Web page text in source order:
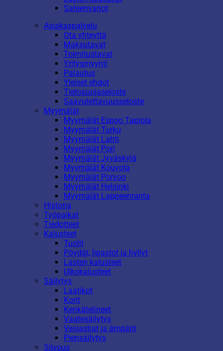
Sateenvarjot
Asiakaspalvelu
Ota yhteyttä
Maksutavat
Toimitustavat
Yritysmyynti
Palautus
Yleiset ehdot
Tietosuojaseloste
Saavutettavuusseloste
Myymälät
Myymälät Espoo Tapiola
Myymälät Turku
Myymälät Lahti
Myymälät Pori
Myymälät Jyväskylä
Myymälät Kouvola
Myymälät Porvoo
Myymälät Helsinki
Myymälät Lappeenranta
Historia
Työpaikat
Tiedotteet
Kalusteet
Tuolit
Pöydät, lipastot ja hyllyt
Lasten kalusteet
Ulkokalusteet
Säilytys
Laatikot
Korit
Kenkätelineet
Vaatesäilytys
Vesiastiat ja ämpärit
Piensäilytys
Siivous